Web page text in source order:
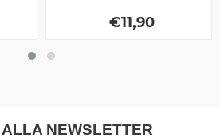
acidi grassi prodotto dalla
Universal...
€11,90
ALLA NEWSLETTER